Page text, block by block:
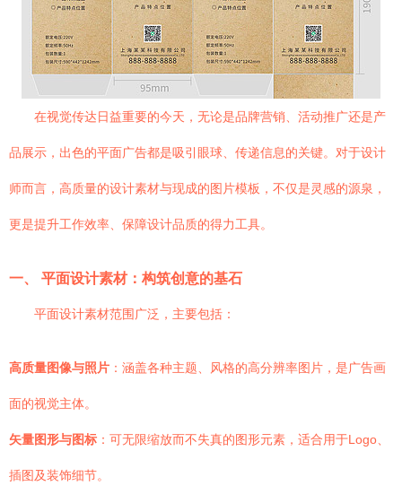
在视觉传达日益重要的今天，无论是品牌营销、活动推广还是产
品展示，出色的平面广告都是吸引眼球、传递信息的关键。对于设计
师而言，高质量的设计素材与现成的图片模板，不仅是灵感的源泉，
更是提升工作效率、保障设计品质的得力工具。
一、 平面设计素材：构筑创意的基石
平面设计素材范围广泛，主要包括：
高质量图像与照片 ：涵盖各种主题、风格的高分辨率图片，是广告画
面的视觉主体。
矢量图形与图标 ：可无限缩放而不失真的图形元素，适合用于Logo、
插图及装饰细节。